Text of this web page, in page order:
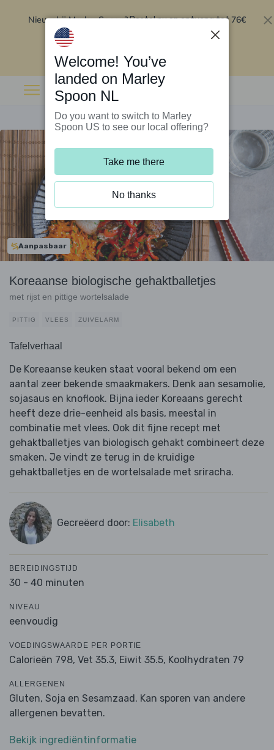
Nieuw bij Marley Spoon?Bestel nu en ontvang tot 76€
Aanpasbaar
Koreaanse biologische gehaktballetjes
met rijst en pittige wortelsalade
PITTIG VLEES ZUIVELARM
Tafelverhaal
De Koreaanse keuken staat vooral bekend om een
aantal zeer bekende smaakmakers. Denk aan sesamolie,
sojasaus en knoflook. Bijna ieder Koreaans gerecht
heeft deze drie-eenheid als basis, meestal in
combinatie met vlees. Ook dit fijne recept met
gehaktballetjes van biologisch gehakt combineert deze
smaken. Je vindt ze terug in de kruidige
gehaktballetjes en de wortelsalade met sriracha.
Gecreëerd door: Elisabeth
BEREIDINGSTIJD
30 - 40 minuten
NIVEAU
eenvoudig
VOEDINGSWAARDE PER PORTIE
Calorieën 798, Vet 35.3, Eiwit 35.5, Koolhydraten 79
ALLERGENEN
Gluten, Soja en Sesamzaad. Kan sporen van andere
allergenen bevatten.
Bekijk ingrediëntinformatie
Welcome! You’ve
landed on Marley
Spoon NL
Do you want to switch to Marley
Spoon US to see our local offering?
Take me there
No thanks